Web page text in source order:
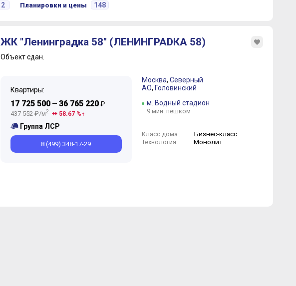
2 Планировки и цены 148
Декабрь Октябрь Июль
ЖК "Ленинградка 58" (ЛЕНИНГРАDКА 58)
Объект сдан.
Квартиры:
17 725 500— 36 765 220₽
437 552 ₽/м2 + 58.67 %
Группа ЛСР
8 (499) 348-17-29
Москва, Северный
АО, Головинский
м. Водный стадион
9 мин. пешком
Класс дома: Бизнес-класс
Технология: Монолит